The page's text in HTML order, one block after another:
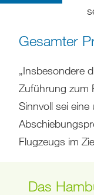
Gesamter
„Insbesondere
Zuführung zum
Sinnvoll sei
Flugzeugs im
Das